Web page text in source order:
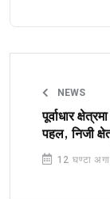
NEWS
पूर्वाधार
पहल, निजी
12 घण्टा